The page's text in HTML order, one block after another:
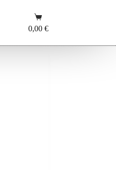
Carrello
0,00 €